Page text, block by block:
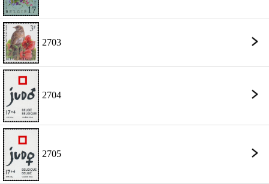
2703
2704
2705